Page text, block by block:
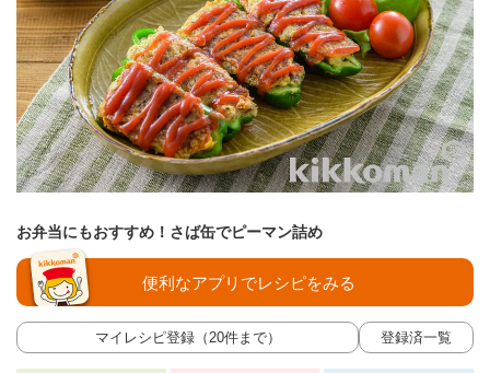
お弁当にもおすすめ！さば缶でピーマン詰め
マイレシピ登録（20件まで） 登録済一覧
便利なアプリでレシピをみる